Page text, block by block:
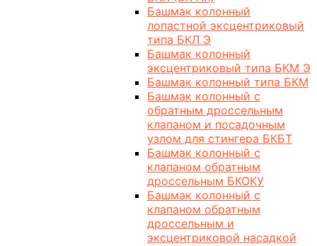
Башмак колонный
лопастной эксцентриковый
типа БКЛ Э
Башмак колонный
эксцентриковый типа БКМ Э
Башмак колонный типа БКМ
Башмак колонный с
обратным дроссельным
клапаном и посадочным
узлом для стингера БКБТ
Башмак колонный с
клапаном обратным
дроссельным БКОКУ
Башмак колонный с
клапаном обратным
дроссельным и
эксцентриковой насадкой